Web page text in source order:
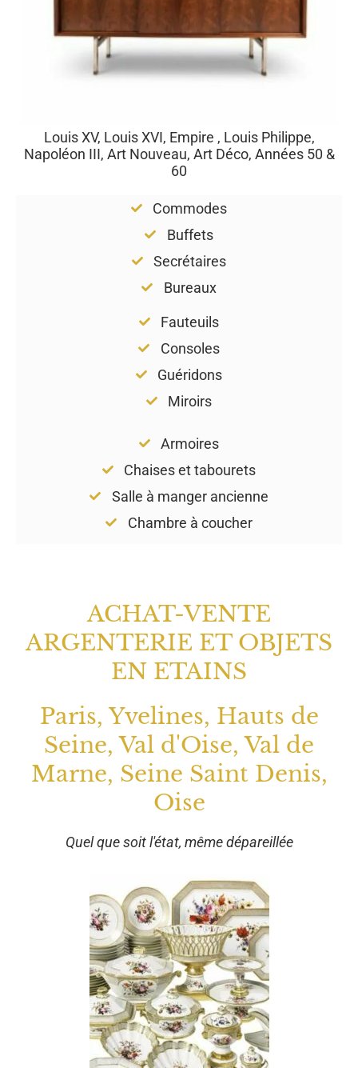
Louis XV, Louis XVI, Empire , Louis Philippe,
Napoléon III, Art Nouveau, Art Déco, Années 50 &
60
Commodes
Buffets
Secrétaires
Bureaux
Fauteuils
Consoles
Guéridons
Miroirs
Armoires
Chaises et tabourets
Salle à manger ancienne
Chambre à coucher
ACHAT-VENTE
ARGENTERIE ET OBJETS
EN ETAINS
Paris, Yvelines, Hauts de
Seine, Val d'Oise, Val de
Marne, Seine Saint Denis,
Oise
Quel que soit l'état, même dépareillée